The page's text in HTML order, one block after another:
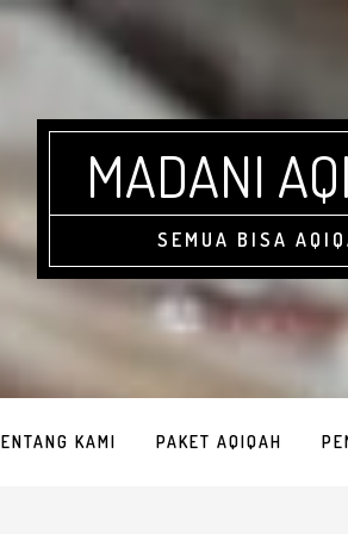
MADANI
SEMUA BISA
KAMI PAKET AQIQAH